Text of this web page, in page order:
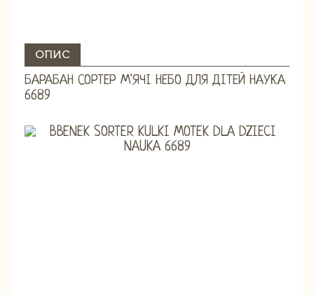
ОПИС
БАРАБАН СОРТЕР М'ЯЧІ НЕБО ДЛЯ ДІТЕЙ НАУКА
6689